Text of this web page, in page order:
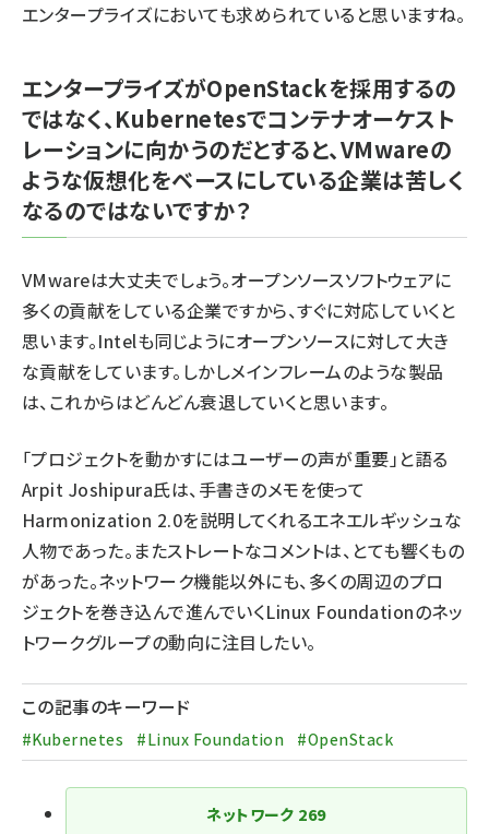
エンタープライズにおいても求められていると思いますね。
エンタープライズがOpenStackを採用するの
ではなく、Kubernetesでコンテナオーケスト
レーションに向かうのだとすると、VMwareの
ような仮想化をベースにしている企業は苦しく
なるのではないですか？
VMwareは大丈夫でしょう。オープンソースソフトウェアに
多くの貢献をしている企業ですから、すぐに対応していくと
思います。Intelも同じようにオープンソースに対して大き
な貢献をしています。しかしメインフレームのような製品
は、これからはどんどん衰退していくと思います。
「プロジェクトを動かすにはユーザーの声が重要」と語る
Arpit Joshipura氏は、手書きのメモを使って
Harmonization 2.0を説明してくれるエネエルギッシュな
人物であった。またストレートなコメントは、とても響くもの
があった。ネットワーク機能以外にも、多くの周辺のプロ
ジェクトを巻き込んで進んでいくLinux Foundationのネッ
トワークグループの動向に注目したい。
この記事のキーワード
#Kubernetes #Linux Foundation #OpenStack
ネットワーク 269